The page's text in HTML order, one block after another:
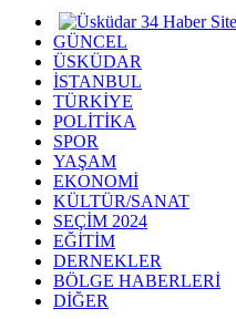
GÜNCEL
ÜSKÜDAR
İSTANBUL
TÜRKİYE
POLİTİKA
SPOR
YAŞAM
EKONOMİ
KÜLTÜR/SANAT
SEÇİM 2024
EĞİTİM
DERNEKLER
BÖLGE HABERLERİ
DİĞER